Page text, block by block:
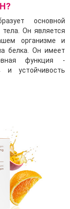
основной
тела. Он является
организме и
белка. Он имеет
функция -
и устойчивость